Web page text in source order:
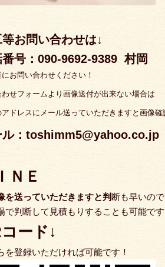
お問い合わせは↓
番号：090-9692-9389 村岡
お問い合わせください！
せフォームより画像送付が出来ない場合は
アドレスにメール送っていただきますと画像確
ル：toshimm5@yahoo.co.jp
ＮＥ
を送っていただきますと判断も早いので
で判断して見積もりすることも可能です
ード↓
を登録いただければ可能です！